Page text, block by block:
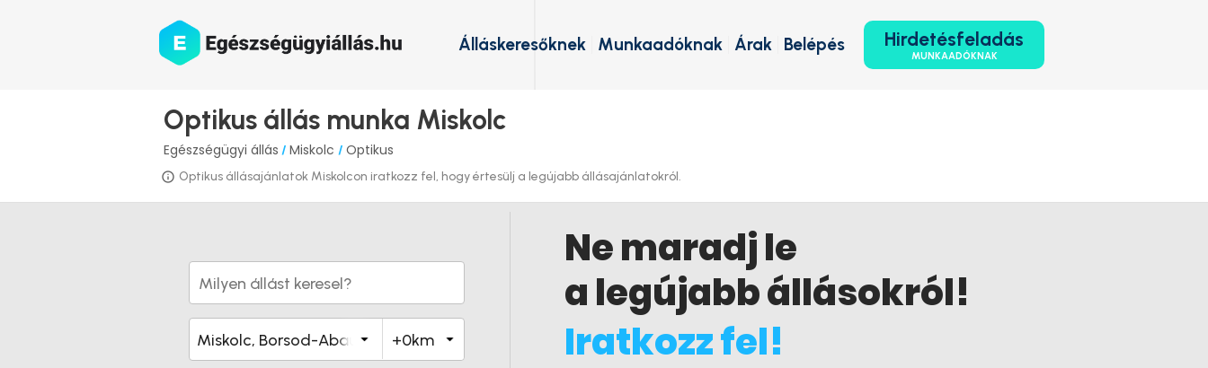
Hirdetésfeladás
MUNKAADÓKNAK
Belépés
Árak
Munkaadóknak
Álláskeresőknek
Optikus állás munka Miskolc
Egészségügyi állás / Miskolc / Optikus
Optikus állásajánlatok Miskolcon iratkozz fel, hogy értesülj a legújabb állásajánlatokról.
Ne maradj le
a legújabb állásokról!
Iratkozz fel!